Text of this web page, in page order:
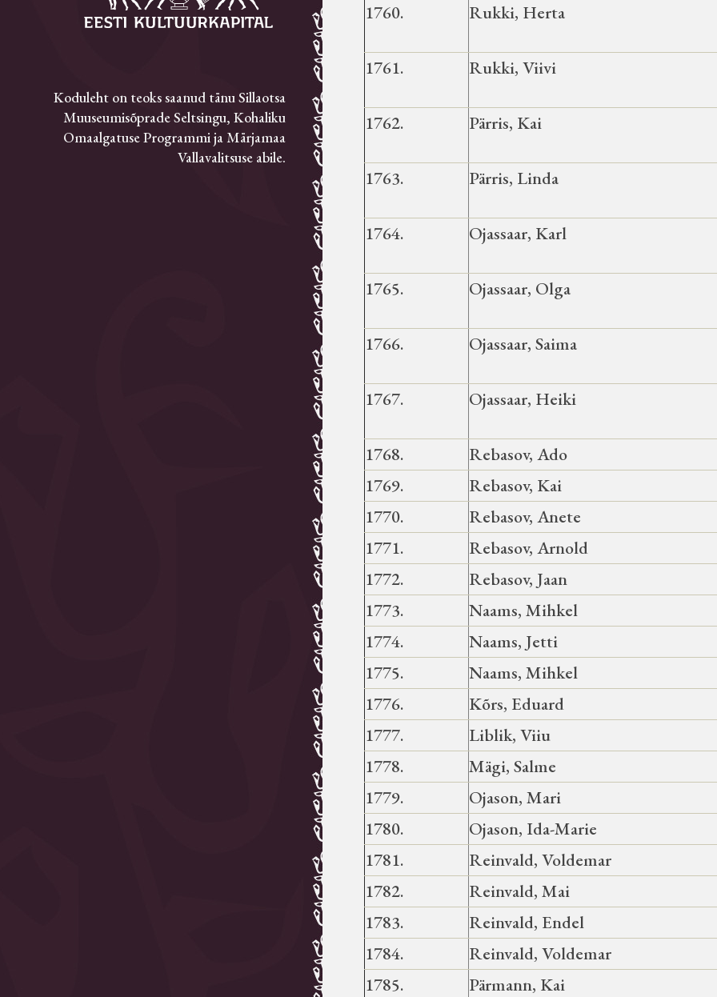
Koduleht on teoks saanud tänu Sillaotsa
Muuseumisõprade Seltsingu, Kohaliku
Omaalgatuse Programmi ja Märjamaa
Vallavalitsuse abile.
1760.
Rukki, Herta
1761.
Rukki, Viivi
1762.
Pärris, Kai
1763.
Pärris, Linda
1764.
Ojassaar, Karl
1765.
Ojassaar, Olga
1766.
Ojassaar, Saima
1767.
Ojassaar, Heiki
1768.
Rebasov, Ado
1769.
Rebasov, Kai
1770.
Rebasov, Anete
1771.
Rebasov, Arnold
1772.
Rebasov, Jaan
1773.
Naams, Mihkel
1774.
Naams, Jetti
1775.
Naams, Mihkel
1776.
Kõrs, Eduard
1777.
Liblik, Viiu
1778.
Mägi, Salme
1779.
Ojason, Mari
1780.
Ojason, Ida-Marie
1781.
Reinvald, Voldemar
1782.
Reinvald, Mai
1783.
Reinvald, Endel
1784.
Reinvald, Voldemar
1785.
Pärmann, Kai